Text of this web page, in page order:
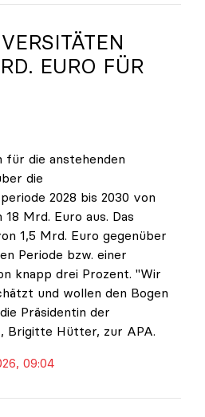
EURO FÜR
für die anstehenden
die
2028 bis 2030 von
Mrd. Euro aus. Das
1,5 Mrd. Euro gegenüber
Periode bzw. einer
knapp drei Prozent. "Wir
und wollen den Bogen
Präsidentin der
Brigitte Hütter, zur APA.
09:04